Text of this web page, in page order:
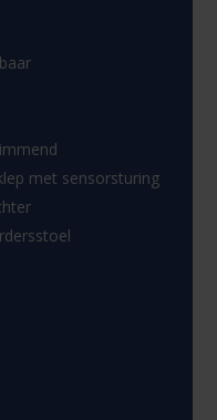
met sensorsturing